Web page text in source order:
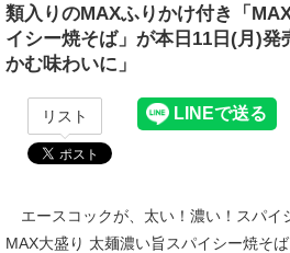
類入りのMAXふりかけ付き「
イシー焼そば」が本日11日(月)発
かむ味わいに」
リスト
エースコックが、太い！濃い！スパイ
MAX大盛り 太麺濃い旨スパイシー焼そ